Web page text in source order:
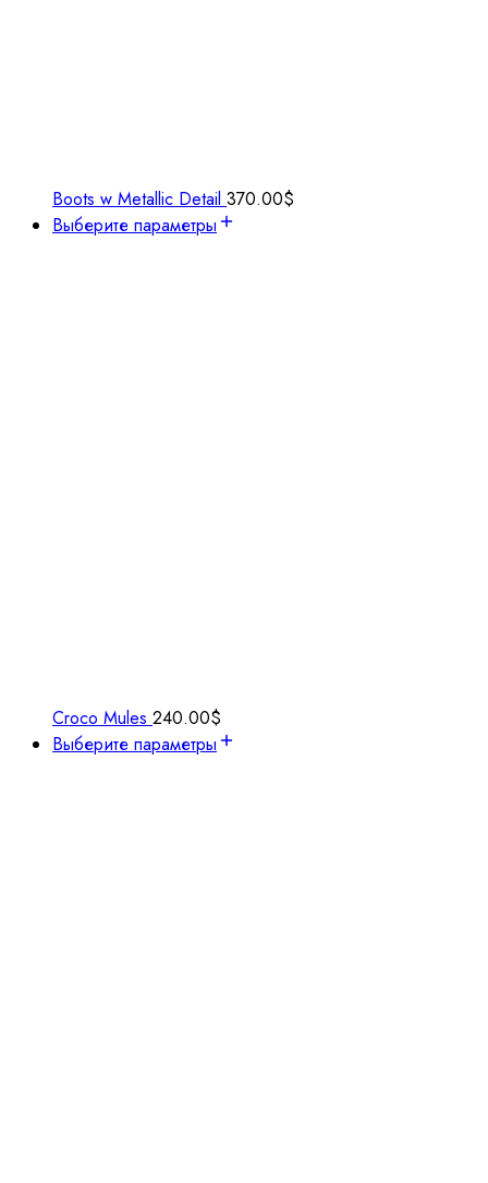
Boots w Metallic Detail 370.00$
Выберите параметры
Croco Mules 240.00$
Выберите параметры